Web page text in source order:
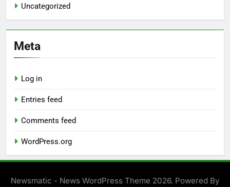
Uncategorized
Meta
Log in
Entries feed
Comments feed
WordPress.org
Newsmatic - News WordPress Theme 2026. Powered By